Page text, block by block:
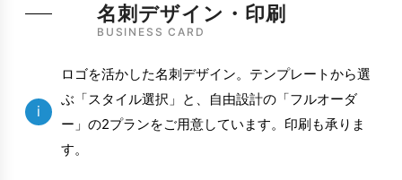
名刺デザイン・印刷
BUSINESS CARD
i
ロゴを活かした名刺デザイン。テンプレートから選
ぶ「スタイル選択」と、自由設計の「フルオーダ
ー」の2プランをご用意しています。印刷も承りま
す。